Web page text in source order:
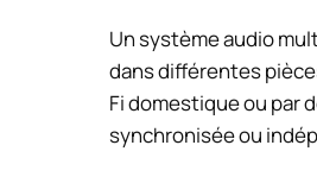
Un système audio
dans différentes
Fi domestique ou par
synchronisée ou